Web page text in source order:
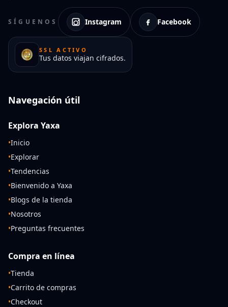
SÍGUENOS Instagram Facebook
SSL ACTIVO
Tus datos viajan cifrados.
Navegación útil
Explora Yaxa
•Inicio
•Explorar
•Tendencias
•Bienvenido a Yaxa
•Blogs de la tienda
•Nosotros
•Preguntas frecuentes
Compra en línea
•Tienda
•Carrito de compras
•Checkout